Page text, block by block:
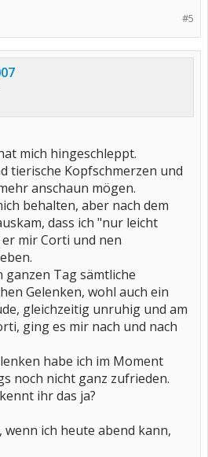
#5
mich hingeschleppt.
tierische Kopfschmerzen und
anschaun mögen.
behalten, aber nach dem
dass ich "nur leicht
mir Corti und nen
ganzen Tag sämtliche
Gelenken, wohl auch ein
gleichzeitig unruhig und am
ging es mir nach und nach
habe ich im Moment
noch nicht ganz zufrieden.
ihr das ja?
wenn ich heute abend kann,